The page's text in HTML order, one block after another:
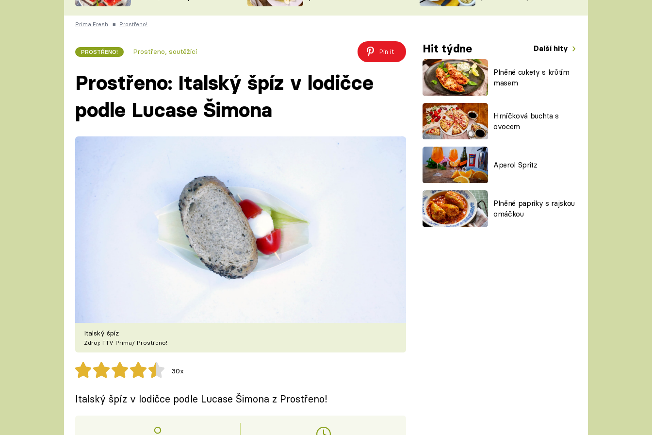
ČESKO NA TALÍŘI
KUCHAŘKA
VYCHYTÁVKY
ŠÉFREDAKTORKY
ČASOPIS
Prima Fresh ■ Prostřeno!
PROSTŘENO! Prostřeno, soutěžící Pin it Hit týdne Další hity
Plněné cukety s krůtím
masem
Hrníčková buchta s
ovocem
Aperol Spritz
Plněné papriky s rajskou
omáčkou
Prostřeno: Italský špíz v lodičce
podle Lucase Šimona
Italský špíz
Zdroj: FTV Prima/ Prostřeno!
30x
Italský špíz v lodičce podle Lucase Šimona z Prostřeno!